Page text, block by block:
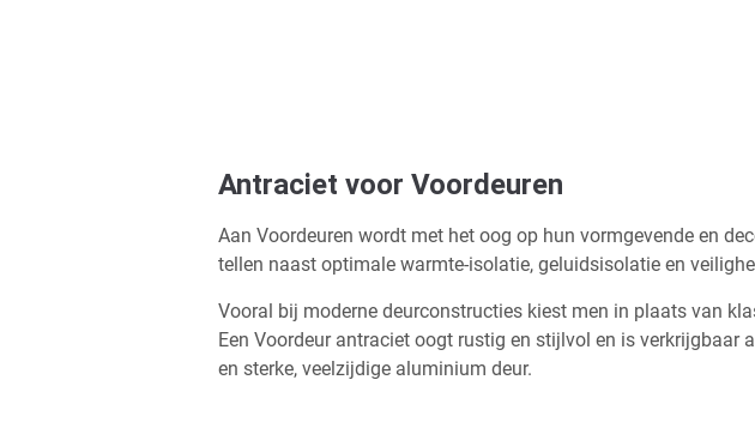
Antraciet voor Voordeuren
Aan Voordeuren wordt met het oog op hun vormgevende en
tellen naast optimale warmte-isolatie, geluidsisolatie en
Vooral bij moderne deurconstructies kiest men in plaats van
Een Voordeur antraciet oogt rustig en stijlvol en is
en sterke, veelzijdige aluminium deur.